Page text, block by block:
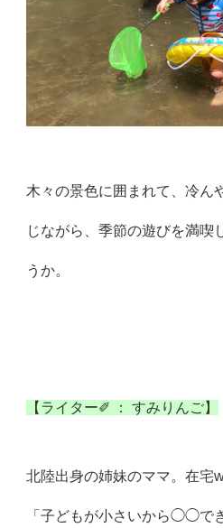
木々の景色に囲まれて、冷ん
じながら、季節の遊びを満喫
うか。
【ライター✐ ： すみりんご】
北陸出身の姉妹のママ。在宅
「子どもが小さいから◯◯で